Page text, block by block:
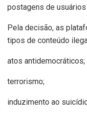
postagens de usuários
Pela decisão, as
tipos de conteúdo
atos antidemocráticos;
terrorismo;
induzimento ao